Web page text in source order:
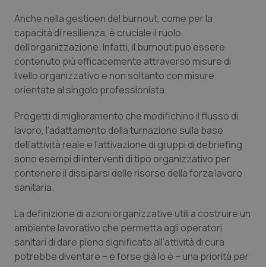
Anche nella gestioen del burnout, come per la
capacità di resilienza, è cruciale il ruolo
dell’organizzazione. Infatti, il burnout può essere
contenuto più efficacemente attraverso misure di
livello organizzativo e non soltanto con misure
orientate al singolo professionista.
Progetti di miglioramento che modifichino il flusso di
lavoro, l’adattamento della turnazione sulla base
dell’attività reale e l’attivazione di gruppi di debriefing
sono esempi di interventi di tipo organizzativo per
contenere il dissiparsi delle risorse della forza lavoro
sanitaria.
La definizione di azioni organizzative utili a costruire un
ambiente lavorativo che permetta agli operatori
sanitari di dare pieno significato all’attività di cura
potrebbe diventare – e forse già lo è – una priorità per